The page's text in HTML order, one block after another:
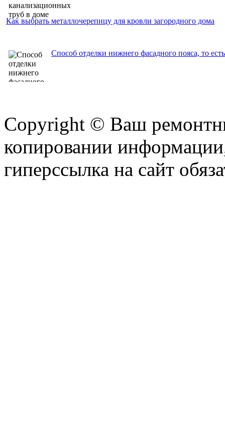
Как выбрать металлочерепицу для кровли загородного дома
Способ отделки нижнего фасадного пояса, то
Copyright © Ваш
копировании
гиперссылка на сайт